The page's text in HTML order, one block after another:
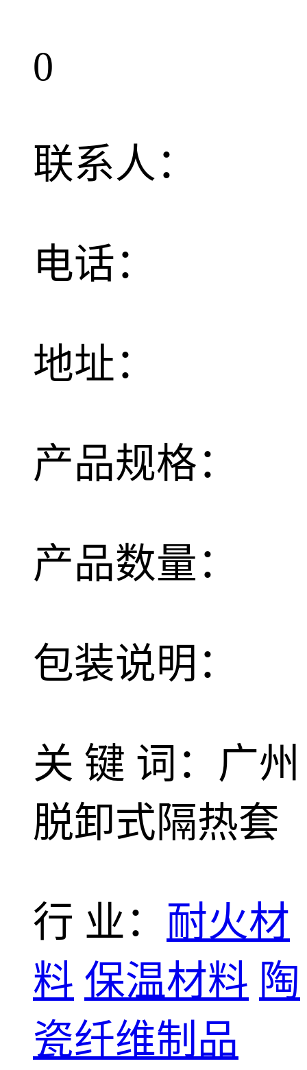
0
联系人：
电话：
地址：
产品规格：
产品数量：
包装说明：
关 键 词：广州
脱卸式隔热套
行 业： 耐火材
料 保温材料 陶
瓷纤维制品